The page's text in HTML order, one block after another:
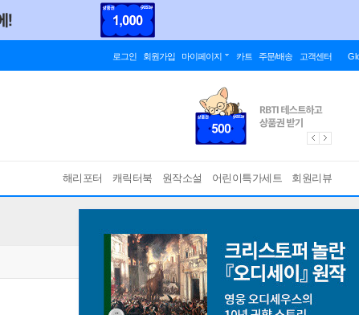
로그인 회원가입 마이페이지 카트 주문/배송 고객센터
해리포터 캐릭터북 원작소설 어린이특가세트 회원리뷰